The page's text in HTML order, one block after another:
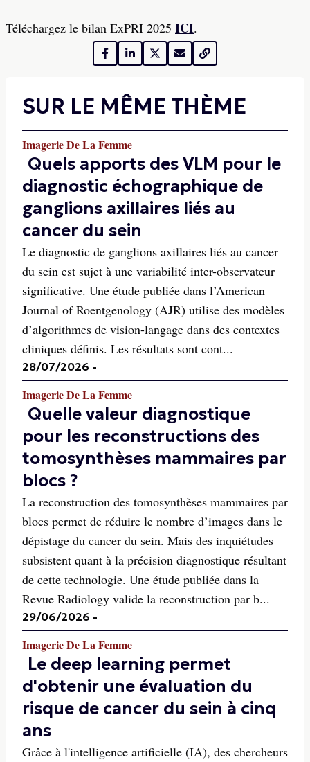
Téléchargez le bilan ExPRI 2025 ICI.
SUR LE MÊME THÈME
Imagerie De La Femme
Quels apports des VLM pour le
diagnostic échographique de
ganglions axillaires liés au
cancer du sein
Le diagnostic de ganglions axillaires liés au cancer
du sein est sujet à une variabilité inter-observateur
significative. Une étude publiée dans l’American
Journal of Roentgenology (AJR) utilise des modèles
d’algorithmes de vision-langage dans des contextes
cliniques définis. Les résultats sont cont...
28/07/2026 -
Imagerie De La Femme
Quelle valeur diagnostique
pour les reconstructions des
tomosynthèses mammaires par
blocs ?
La reconstruction des tomosynthèses mammaires par
blocs permet de réduire le nombre d’images dans le
dépistage du cancer du sein. Mais des inquiétudes
subsistent quant à la précision diagnostique résultant
de cette technologie. Une étude publiée dans la
Revue Radiology valide la reconstruction par b...
29/06/2026 -
Imagerie De La Femme
Le deep learning permet
d'obtenir une évaluation du
risque de cancer du sein à cinq
ans
Grâce à l'intelligence artificielle (IA), des chercheurs